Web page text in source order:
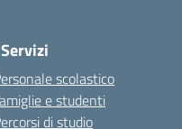
scolastico
e studenti
di studio